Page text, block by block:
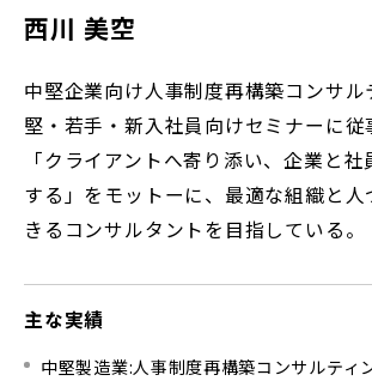
西川 美空
中堅企業向け人事制度再構築コンサル
堅・若手・新入社員向けセミナーに従
「クライアントへ寄り添い、企業と
する」をモットーに、最適な組織と人
きるコンサルタントを目指している。
主な実績
中堅製造業:人事制度再構築コンサルティ